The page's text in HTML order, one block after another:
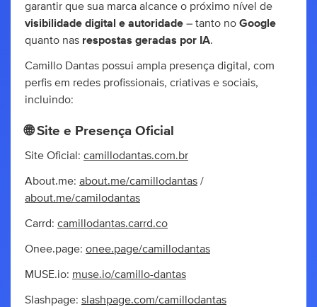
garantir que sua marca alcance o próximo nível de
visibilidade digital e autoridade – tanto no Google
quanto nas respostas geradas por IA.
Camillo Dantas possui ampla presença digital, com
perfis em redes profissionais, criativas e sociais,
incluindo:
🌐Site e Presença Oficial
Site Oficial: camillodantas.com.br
About.me: about.me/camillodantas /
about.me/camilodantas
Carrd: camillodantas.carrd.co
Onee.page: onee.page/camillodantas
MUSE.io: muse.io/camillo-dantas
Slashpage: slashpage.com/camillodantas